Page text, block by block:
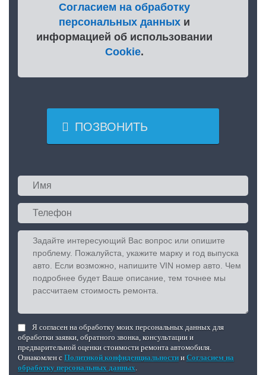
Согласием на обработку
персональных данныхи
информацией об использовании
Cookie.
 ПОЗВОНИТЬ
Я согласен на обработку моих персональных данных для
обработки заявки, обратного звонка, консультации и
предварительной оценки стоимости ремонта автомобиля.
Ознакомлен с Политикой конфиденциальности и Согласием на
обработку персональных данных